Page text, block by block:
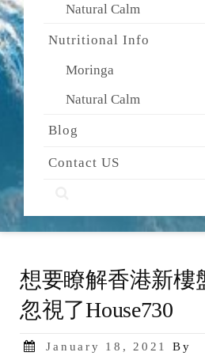
Natural Calm
Nutritional Info
Moringa
Natural Calm
Blog
Contact US
想要瞭解香港新樓
忽視了House730
Posted
January 18, 2021
By